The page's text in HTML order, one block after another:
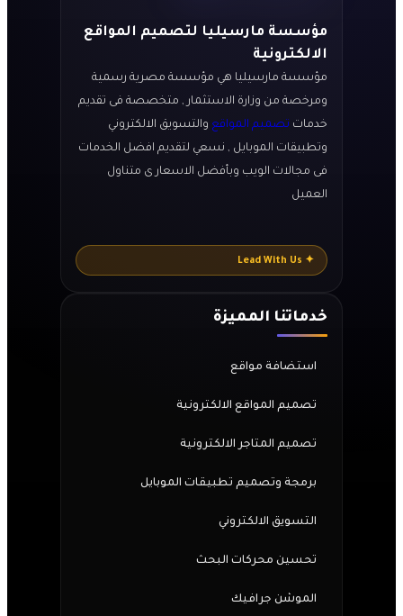
مؤسسة مارسيليا لتصميم المواقع
الالكترونية
مؤسسة مارسيليا هي مؤسسة مصرية رسمية
ومرخصة من وزارة الاستثمار , متخصصة فى تقديم
خدمات تصميم المواقع والتسويق الالكتروني
وتطبيقات الموبايل , نسعي لتقديم افضل الخدمات
فى مجالات الويب وبأفضل الاسعار ى متناول
العميل
✦ Lead With Us
خدماتنا المميزة
استضافة مواقع
تصميم المواقع الالكترونية
تصميم المتاجر الالكترونية
برمجة وتصميم تطبيقات الموبايل
التسويق الالكتروني
تحسين محركات البحث
الموشن جرافيك